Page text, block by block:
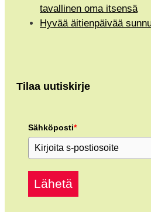
tavallinen oma itsensä
Hyvää äitienpäivää
Tilaa uutiskirje
Sähköposti*
Lähetä